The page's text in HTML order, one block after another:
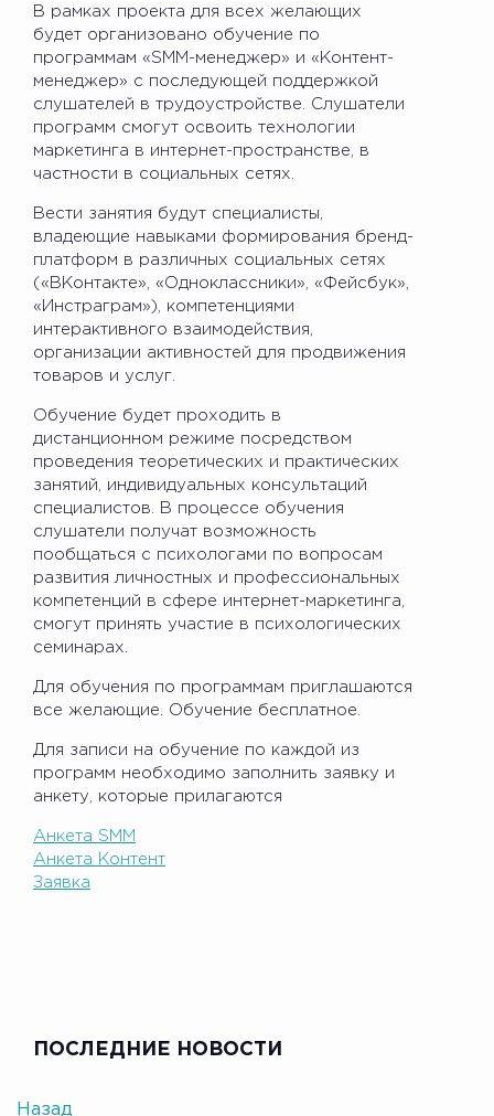
В рамках проекта для всех желающих
будет организовано обучение по
программам «SMM-менеджер» и «Контент-
менеджер» с последующей поддержкой
слушателей в трудоустройстве. Слушатели
программ смогут освоить технологии
маркетинга в интернет-пространстве, в
частности в социальных сетях.
Вести занятия будут специалисты,
владеющие навыками формирования бренд-
платформ в различных социальных сетях
(«ВКонтакте», «Одноклассники», «Фейсбук»,
«Инстраграм»), компетенциями
интерактивного взаимодействия,
организации активностей для продвижения
товаров и услуг.
Обучение будет проходить в
дистанционном режиме посредством
проведения теоретических и практических
занятий, индивидуальных консультаций
специалистов. В процессе обучения
слушатели получат возможность
пообщаться с психологами по вопросам
развития личностных и профессиональных
компетенций в сфере интернет-маркетинга,
смогут принять участие в психологических
семинарах.
Для обучения по программам приглашаются
все желающие. Обучение бесплатное.
Для записи на обучение по каждой из
программ необходимо заполнить заявку и
анкету, которые прилагаются
Анкета SMM
Анкета Контент
Заявка
ПОСЛЕДНИЕ НОВОСТИ
Назад